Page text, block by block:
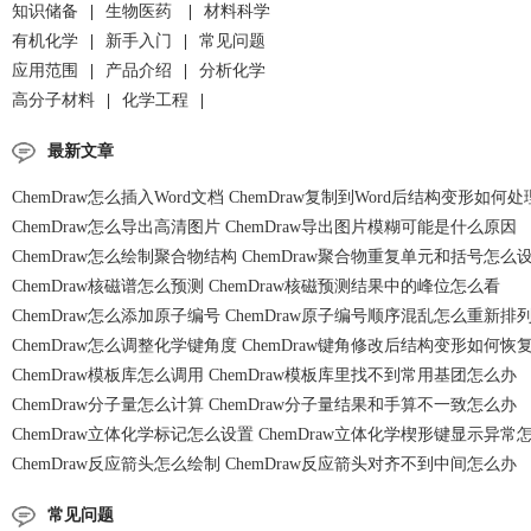
知识储备
生物医药
材料科学
有机化学
新手入门
常见问题
应用范围
产品介绍
分析化学
高分子材料
化学工程
最新文章
ChemDraw怎么插入Word文档 ChemDraw复制到Word后结构变形如何处
ChemDraw怎么导出高清图片 ChemDraw导出图片模糊可能是什么原因
ChemDraw怎么绘制聚合物结构 ChemDraw聚合物重复单元和括号怎么
ChemDraw核磁谱怎么预测 ChemDraw核磁预测结果中的峰位怎么看
ChemDraw怎么添加原子编号 ChemDraw原子编号顺序混乱怎么重新排列
ChemDraw怎么调整化学键角度 ChemDraw键角修改后结构变形如何恢复
ChemDraw模板库怎么调用 ChemDraw模板库里找不到常用基团怎么办
ChemDraw分子量怎么计算 ChemDraw分子量结果和手算不一致怎么办
ChemDraw立体化学标记怎么设置 ChemDraw立体化学楔形键显示异常
ChemDraw反应箭头怎么绘制 ChemDraw反应箭头对齐不到中间怎么办
常见问题